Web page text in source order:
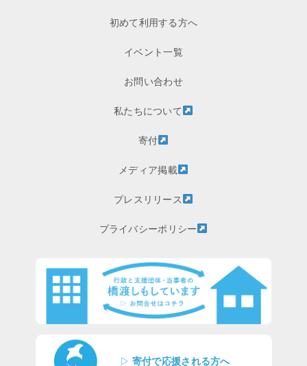
初めて利用する方へ
イベント一覧
お問い合わせ
私たちについて
寄付
メディア掲載
プレスリリース
プライバシーポリシー
▷ 寄付で応援される方へ